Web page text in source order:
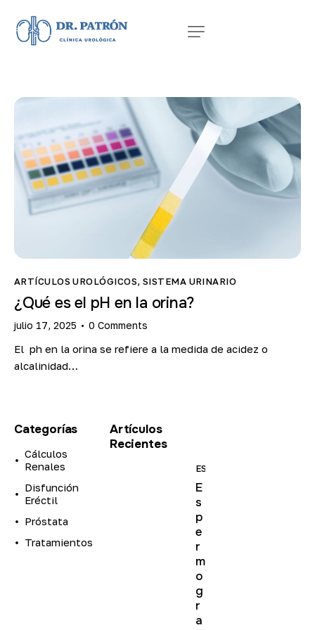
ARTÍCULOS UROLÓGICOS, SISTEMA URINARIO
¿Qué es el pH en la orina?
julio 17, 2025 0 Comments
El ph en la orina se refiere a la medida de acidez o
alcalinidad…
Categorías
Cálculos
Renales
Disfunción
Eréctil
Próstata
Tratamientos
Artículos
Recientes
ESTUDIOS
E
s
p
e
r
m
o
g
r
a